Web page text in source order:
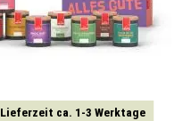
Lieferzeit ca. 1-3 Werktage